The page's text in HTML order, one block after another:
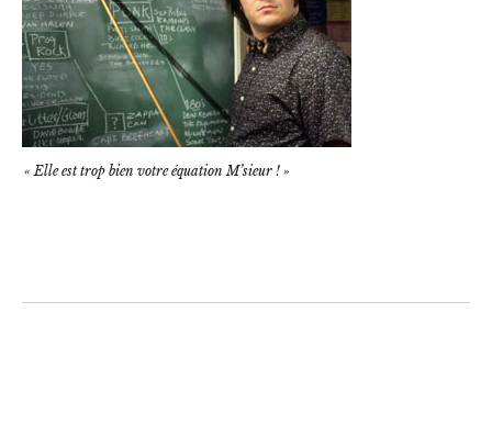
« Elle est trop bien votre équation M’sieur ! »